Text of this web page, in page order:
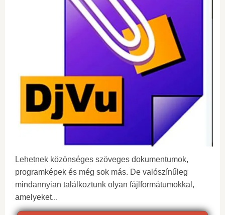
Lehetnek közönséges szöveges dokumentumok,
programképek és még sok más. De valószínűleg
mindannyian találkoztunk olyan fájlformátumokkal,
amelyeket...